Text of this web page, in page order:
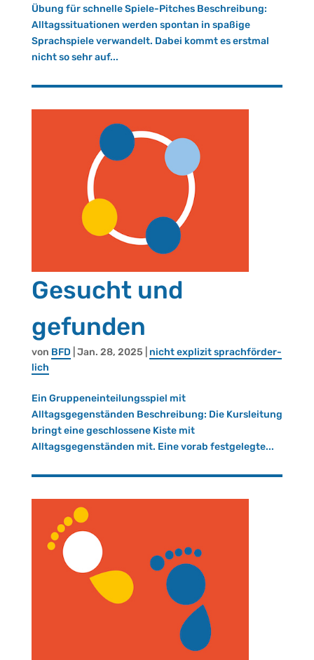
Übung für schnelle Spiele-Pitches Beschreibung:
Alltagssituationen werden spontan in spaßige
Sprachspiele verwandelt. Dabei kommt es erstmal
nicht so sehr auf...
Gesucht und
gefunden
von BFD Jan. 28, 2025
nicht ex­pli­zit sprach­för­der­
lich
Ein Gruppeneinteilungsspiel mit
Alltagsgegenständen Beschreibung: Die Kursleitung
bringt eine geschlossene Kiste mit
Alltagsgegenständen mit. Eine vorab festgelegte...